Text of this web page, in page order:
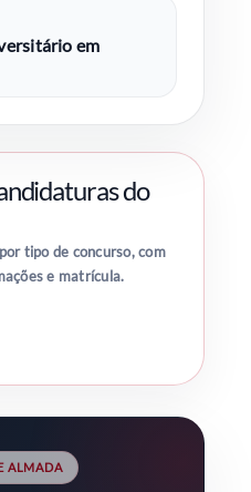
em
do
tipo de concurso, com
e matrícula.
ALMADA